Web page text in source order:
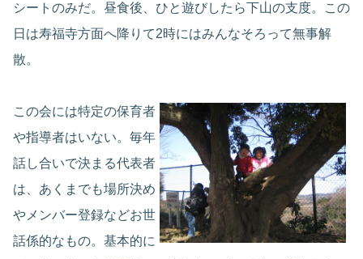
シートのみだ。昼食後、ひと遊びしたら下山の支度。この
日は寿福寺方面へ降りて2時にはみんなそろって無事解
散。
この会には特定の保育者
や指導者はいない。毎年
話し合いで決まる代表者
は、あくまでも場所決め
やメンバー登録などお世
話係的なもの。基本的に